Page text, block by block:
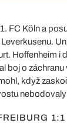
FC Köln a
Hoffenheim i
boj o záchranu
když
1:1